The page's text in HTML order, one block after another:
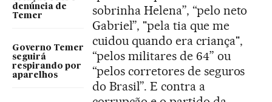
denúncia de
Temer
Governo Temer
seguirá
respirando por
aparelhos
sobrinha Helena”, “pelo neto
Gabriel”, "pela tia que me
cuidou quando era criança",
“pelos militares de 64” ou
“pelos corretores de seguros
do Brasil”. E contra a